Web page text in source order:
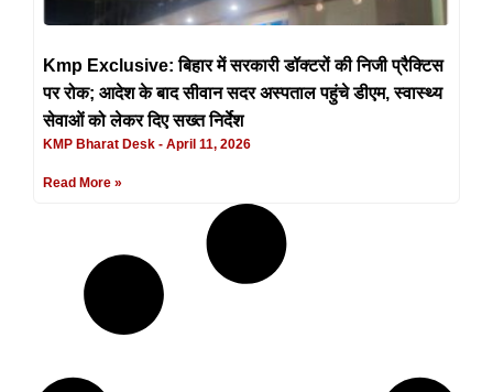
Kmp Exclusive: बिहार में सरकारी डॉक्टरों की निजी प्रैक्टिस
पर रोक; आदेश के बाद सीवान सदर अस्पताल पहुंचे डीएम, स्वास्थ्य
सेवाओं को लेकर दिए सख्त निर्देश
KMP Bharat Desk April 11, 2026
Read More »